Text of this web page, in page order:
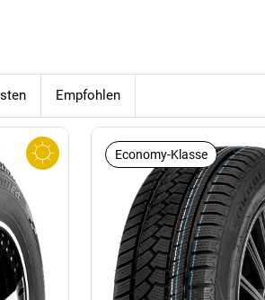
Empfohlen
Economy-Klasse